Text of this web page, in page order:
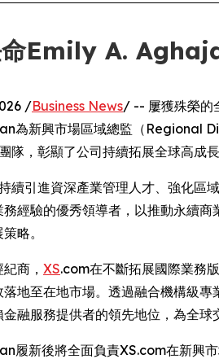
Emily A.
/Business News/ -- 屢獲殊榮的
為新興市場區域總監（Regional
隊，彰顯了公司持續拓展全球高成
續引進資深產業管理人才、強化區
經驗的優秀領導者，以推動永續
略。
商， XS.com在不斷拓展國際業務
地至在地市場。透過融合機構級
融服務提供者的領先地位，為全球
履新後將全面負責XS.com在新興